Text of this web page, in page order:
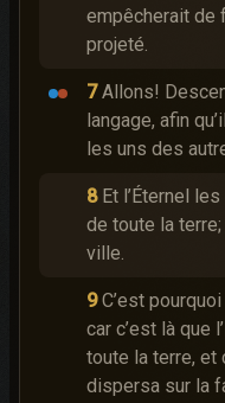
empêcherait de
projeté.
7 Allons!
langage, afin
les uns des
8 Et l’Éternel
de toute la
ville.
9 C’est
car c’est là que
toute la terre, et
dispersa sur la